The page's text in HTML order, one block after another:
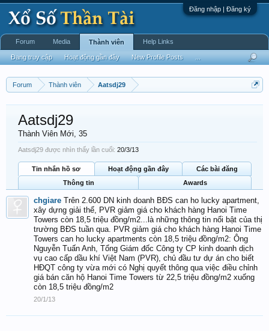
Đăng nhập | Đăng ký
Forum Thành viên Aatsdj29
Aatsdj29
Thành Viên Mới, 35
Aatsdj29 được nhìn thấy lần cuối: 20/3/13
Tin nhắn hồ sơ Hoạt động gần đây
Các bài đăng
Thông tin
Awards
chgiare Trên 2.600 DN kinh doanh BĐS can ho lucky apartment,
xây dựng giải thể, PVR giảm giá cho khách hàng Hanoi Time
Towers còn 18,5 triệu đồng/m2...là những thông tin nổi bật của thị
trường BĐS tuần qua. PVR giảm giá cho khách hàng Hanoi Time
Towers can ho lucky apartments còn 18,5 triệu đồng/m2: Ông
Nguyễn Tuấn Anh, Tổng Giám đốc Công ty CP kinh doanh dịch
vụ cao cấp dầu khí Việt Nam (PVR), chủ đầu tư dự án cho biết
HĐQT công ty vừa mới có Nghị quyết thông qua việc điều chỉnh
giá bán căn hộ Hanoi Time Towers từ 22,5 triệu đồng/m2 xuống
còn 18,5 triệu đồng/m2
20/1/13
Forum Media Thành viên
Đang truy cập Hoạt động gần đây New Profile Posts
Help Links